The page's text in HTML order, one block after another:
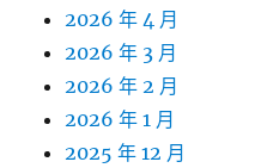
2026 年 4 月
2026 年 3 月
2026 年 2 月
2026 年 1 月
2025 年 12 月